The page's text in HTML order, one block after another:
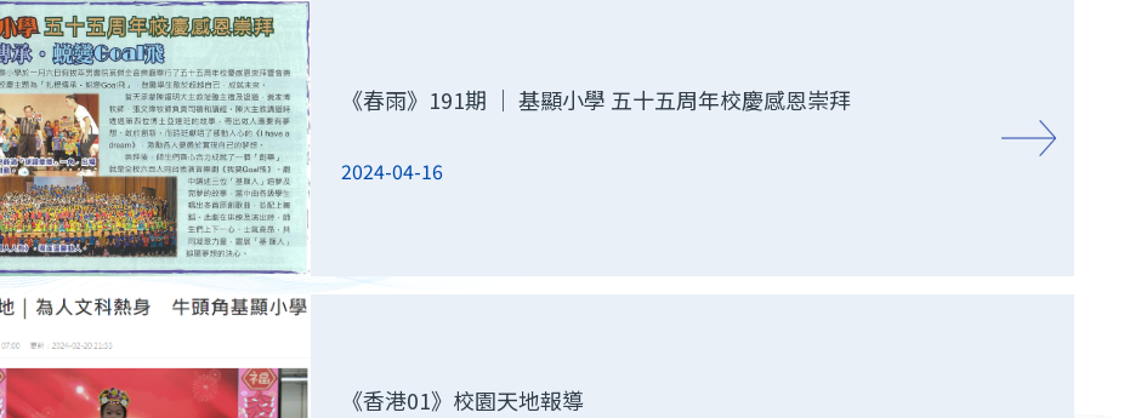
《春雨》191期 ｜ 基顯小學 五十五周年校慶感恩崇拜
2024-04-16
《香港01》校園天地報導